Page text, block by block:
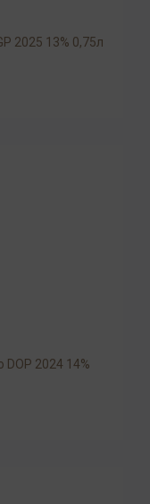
2025 13% 0,75л
2024 14%